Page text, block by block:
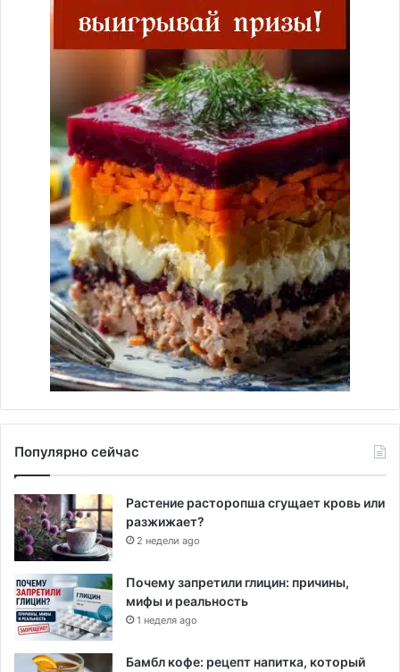
Популярно сейчас
Растение расторопша сгущает кровь или
разжижает?
2 недели ago
Почему запретили глицин: причины,
мифы и реальность
1 неделя ago
Бамбл кофе: рецепт напитка, который